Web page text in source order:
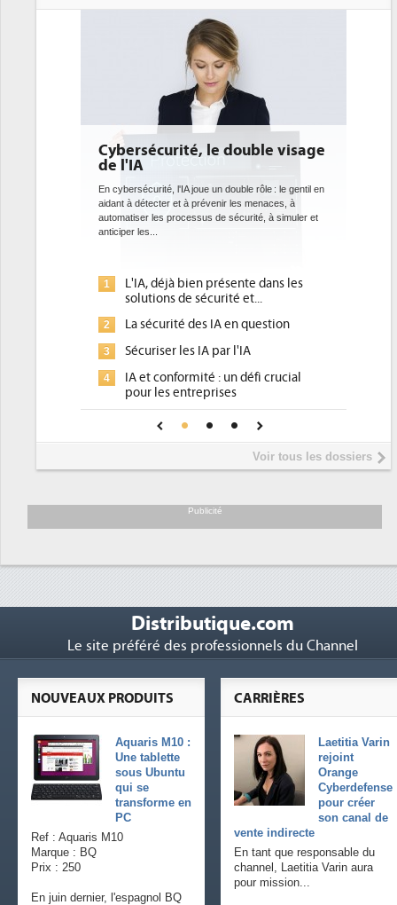
DEE: l'efficacité énergétique
bientôt une obligation pour les
datacenters
Des datacenters plus durables et plus efficaces, c'est
ce que recherchent les pouvoirs publics européens
avec la mise en oeuvre de la nouvelle Directive sur
1
Qu'est-ce que la DEE (directive
d'efficacité énergétique) ?
2
DEE, une pression administrative
place pour répondre à...
Phocea DC dans les cordes pour la
DEE
Interview de Fabrice Coquio,
président de Digital Realty...
soutient les...
Voir tous les dossiers
Publicité
Distributique.com
Le site préféré des professionnels du Channel
CARRIÈRES
Laetitia Varin
rejoint
Orange
Cyberdefense
pour créer
son canal de
vente indirecte
En tant que responsable du
channel, Laetitia Varin aura
pour mission...
NOUVEAUX PRODUITS
Aquaris M10 :
Une tablette
sous Ubuntu
qui se
transforme en
PC
Ref : Aquaris M10
Marque : BQ
Prix : 250
En juin dernier, l'espagnol BQ